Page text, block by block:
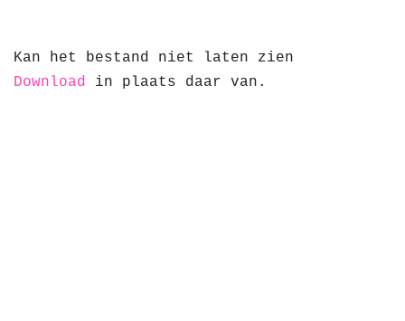
Kan het bestand niet laten zien
Download
in plaats daar van.